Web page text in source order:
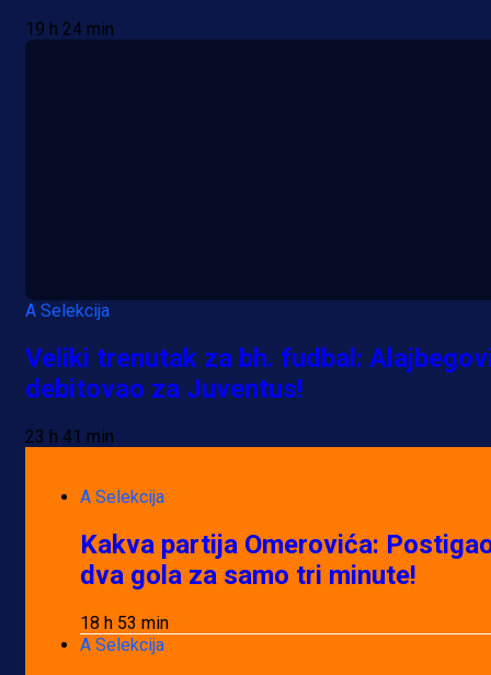
19 h 24 min
A Selekcija
Veliki trenutak za bh. fudbal:
debitovao za Juventus!
23 h 41 min
A Selekcija
Kakva partija Omerovića:
dva gola za samo tri minute!
18 h 53 min
A Selekcija